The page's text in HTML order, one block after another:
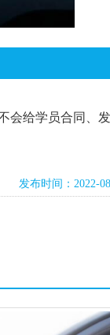
会给学员合同、
发布时间：2022-